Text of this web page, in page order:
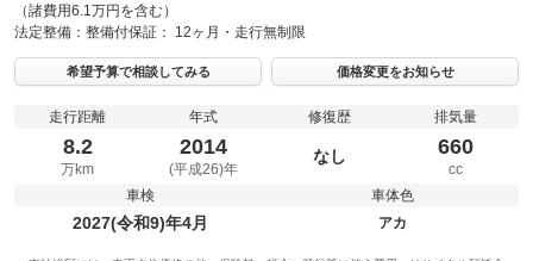
（諸費用6.1万円を含む）
法定整備： 整備付保証： 12ヶ月・走行無制限
希望予算で相談してみる 価格変更をお知らせ
走行距離
8.2
万km
年式
2014
(平成26)年
修復歴
なし
排気量
660
cc
車検
2027(令和9)年4月
車体色
アカ